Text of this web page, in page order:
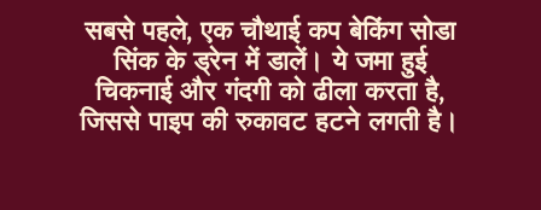
सबसे पहले, एक चौथाई कप बेकिंग सोडा
सिंक के ड्रेन में डालें। ये जमा हुई
चिकनाई और गंदगी को ढीला करता है,
जिससे पाइप की रुकावट हटने लगती है।